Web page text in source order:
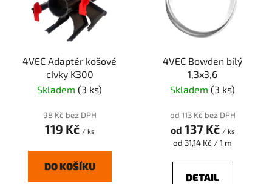
4VEC Adaptér košové
cívky K300
Skladem (3 ks)
98 Kč bez DPH
119 Kč / ks
DO KOŠÍKU
4VEC Bowden bílý
1,3x3,6
Skladem (3 ks)
od 113 Kč bez DPH
od 137 Kč / ks
Měrná
od 31,14 Kč / 1 m
DETAIL